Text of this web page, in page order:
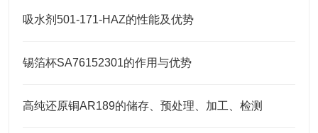
吸水剂501-171-HAZ的性能及优势
锡箔杯SA76152301的作用与优势
高纯还原铜AR189的储存、预处理、加工、检测